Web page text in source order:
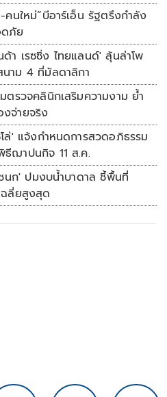
ม่”บีอาร์เอ็น รัฐตรึงกำลัง
ภัย
า เรซซิ่ง ไทยแลนด์' ลุ้นล่าโพ
นาม 4 ที่มัลดาลิกา
มตรวจคลินิกเสริมความงาม ย้ำ
จ่ายจริง
ล่' แจ้งกำหนดการสวดอภิธรรม
ฌาปนกิจ 11 ส.ค.
นก' ปมงบน้ำบาดาล ชี้พื้นที่
ฉลี่ยสูงสุด